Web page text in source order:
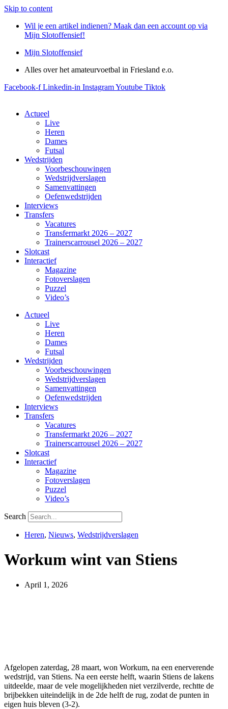
Skip to content
Wil je een artikel indienen? Maak dan een account op via
Mijn Slotoffensief!
Mijn Slotoffensief
Alles over het amateurvoetbal in Friesland e.o.
Facebook-f Linkedin-in InstagramYoutube Tiktok
Actueel
Live
Heren
Dames
Futsal
Wedstrijden
Voorbeschouwingen
Wedstrijdverslagen
Samenvattingen
Oefenwedstrijden
Interviews
Transfers
Vacatures
Transfermarkt 2026 – 2027
Trainerscarrousel 2026 – 2027
Slotcast
Interactief
Magazine
Fotoverslagen
Puzzel
Video’s
Actueel
Live
Heren
Dames
Futsal
Wedstrijden
Voorbeschouwingen
Wedstrijdverslagen
Samenvattingen
Oefenwedstrijden
Interviews
Transfers
Vacatures
Transfermarkt 2026 – 2027
Trainerscarrousel 2026 – 2027
Slotcast
Interactief
Magazine
Fotoverslagen
Puzzel
Video’s
Search
Heren, Nieuws, Wedstrijdverslagen
Workum wint van Stiens
April 1, 2026
Afgelopen zaterdag, 28 maart, won Workum, na een enerverende
wedstrijd, van Stiens. Na een eerste helft, waarin Stiens de lakens
uitdeelde, maar de vele mogelijkheden niet verzilverde, rechtte de
brijbekken uiteindelijk in de 2de helft de rug, zodat de punten in
eigen huis bleven (3-2).